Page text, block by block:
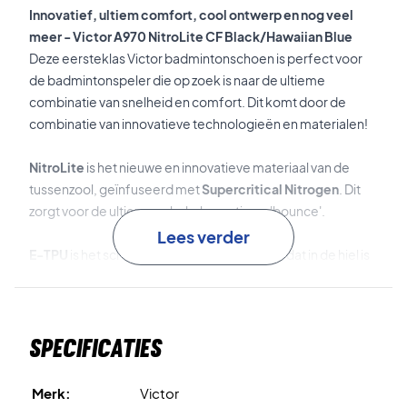
Innovatief, ultiem comfort, cool ontwerp en nog veel
meer - Victor A970 NitroLite CF Black/Hawaiian Blue
Deze eersteklas Victor badmintonschoen is perfect voor
de badmintonspeler die op zoek is naar de ultieme
combinatie van snelheid en comfort. Dit komt door de
combinatie van innovatieve technologieën en materialen!
NitroLite is het nieuwe en innovatieve materiaal van de
tussenzool, geïnfuseerd metSupercritical Nitrogen . Dit
zorgt voor de ultieme schokabsorptie en 'bounce'.
is het schokabsorberende materiaal dat in de hiel is
gebruikt voor het ontwerp van de tussenzool. Dit zorgt voor
ondersteuning.
Lees verder
Specificaties
Merk:
Victor